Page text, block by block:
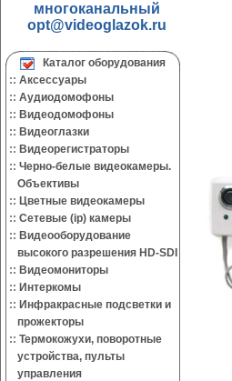
многоканальный
opt@videoglazok.ru
Каталог оборудования
:: Аксессуары
:: Аудиодомофоны
:: Видеодомофоны
:: Видеоглазки
:: Видеорегистраторы
:: Черно-белые видеокамеры.
Объективы
:: Цветные видеокамеры
:: Сетевые (ip) камеры
:: Видеооборудование
высокого разрешения HD-SDI
:: Видеомониторы
:: Интеркомы
:: Инфракрасные подсветки и
прожекторы
:: Термокожухи, поворотные
устройства, пульты
управления